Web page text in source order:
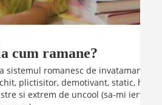
cum ramane?
sistemul romanesc de invatamant,
plictisitor, demotivant, static,
si extrem de uncool (sa-mi iertati